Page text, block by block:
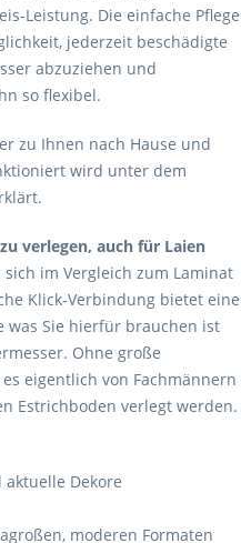
Leistung. Die einfache Pflege
jederzeit beschädigte
abzuziehen und
so flexibel.
zu Ihnen nach Hause und
wird unter dem
verlegen, auch für Laien
sich im Vergleich zum Laminat
Klick-Verbindung bietet eine
was Sie hierfür brauchen ist
Ohne große
eigentlich von Fachmännern
Estrichboden verlegt werden.
aktuelle Dekore
moderen Formaten